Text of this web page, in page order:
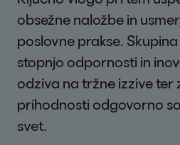
obsežne naložbe in
poslovne prakse. Skupina
stopnjo odpornosti in
odziva na tržne izzive ter
prihodnosti odgovorno
svet.